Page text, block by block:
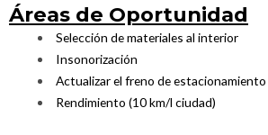
Áreas de Oportunidad
Selección de materiales al interior
Insonorización
Actualizar el freno de estacionamiento
Rendimiento (10 km/l ciudad)